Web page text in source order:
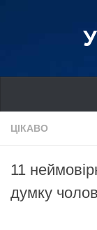
Україна
Дніпро
Львів
ЦІКАВО
11
думку